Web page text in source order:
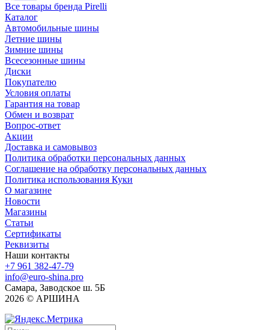
Все товары бренда Pirelli
Каталог
Автомобильные шины
Летние шины
Зимние шины
Всесезонные шины
Диски
Покупателю
Условия оплаты
Гарантия на товар
Обмен и возврат
Вопрос-ответ
Акции
Доставка и самовывоз
Политика обработки персональных данных
Соглашение на обработку персональных данных
Политика использования Куки
О магазине
Новости
Магазины
Статьи
Сертификаты
Реквизиты
Наши контакты
+7 961 382-47-79
info@euro-shina.pro
Самара, Заводское ш. 5Б
2026 © АРШИНА